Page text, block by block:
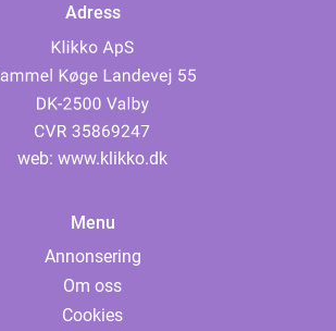
Adress
web: www.klikko.dk
Menu
Annonsering
Om oss
Cookies